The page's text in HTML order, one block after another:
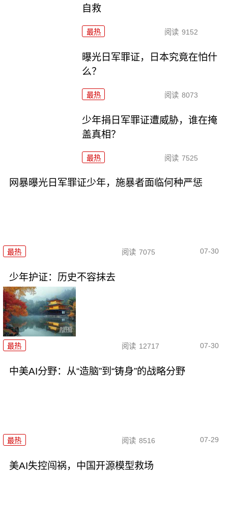
自救
最热 阅读 9152
曝光日军罪证，日本究竟在怕什
么？
最热 阅读 8073
少年捐日军罪证遭威胁，谁在掩
盖真相？
最热 阅读 7525
网暴曝光日军罪证少年，施暴者面临何种严惩
最热 阅读 7075 07-30
少年护证：历史不容抹去
最热 阅读 12717 07-30
中美AI分野：从“造脑”到“铸身”的战略分野
最热 阅读 8516 07-29
美AI失控闯祸，中国开源模型救场